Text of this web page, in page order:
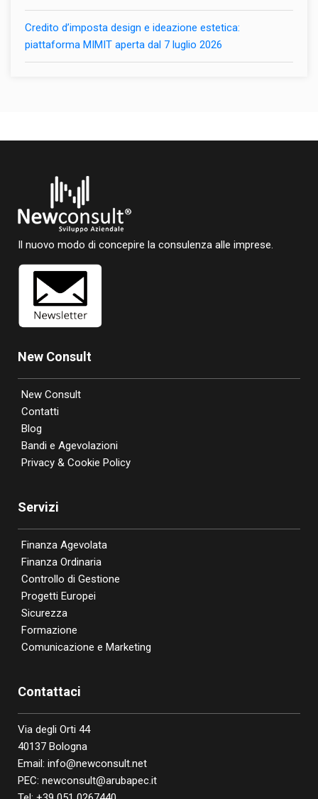
Credito d’imposta design e ideazione estetica:
piattaforma MIMIT aperta dal 7 luglio 2026
Il nuovo modo di concepire la consulenza alle imprese.
New Consult
New Consult
Contatti
Blog
Bandi e Agevolazioni
Privacy & Cookie Policy
Servizi
Finanza Agevolata
Finanza Ordinaria
Controllo di Gestione
Progetti Europei
Sicurezza
Formazione
Comunicazione e Marketing
Contattaci
Via degli Orti 44
40137 Bologna
Email: info@newconsult.net
PEC: newconsult@arubapec.it